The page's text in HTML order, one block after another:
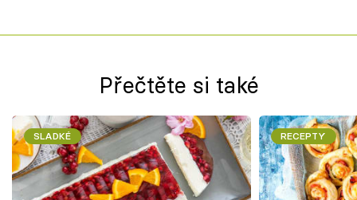
Přečtěte si také
SLADKÉ RECEPTY